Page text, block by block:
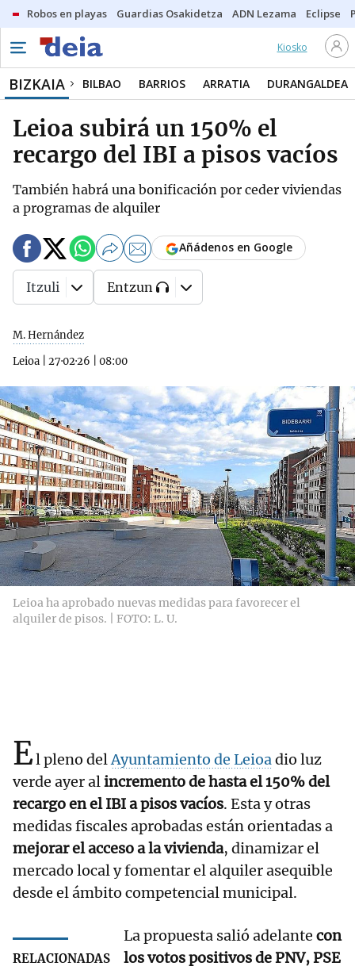
Robos en playas Guardias Osakidetza ADN Lezama Eclipse
Kiosko
BIZKAIA BILBAO BARRIOS ARRATIA DURANGALDEA
Leioa subirá un 150% el
recargo del IBI a pisos vacíos
También habrá una bonificación por ceder viviendas
a programas de alquiler
M. Hernández
Leioa
27·02·26 08:00
Añádenos en Google
Itzuli Entzun
Leioa ha aprobado nuevas medidas para favorecer el
alquiler de pisos. | FOTO: L. U.
El pleno delAyuntamiento de Leioadio luz
verde ayer alincremento de hasta el 150% del
recargo en el IBI a pisos vacíos. Esta y otras
medidas fiscales aprobadas están orientadas a
mejorar el acceso a la vivienda, dinamizar el
mercado local y fomentar el alquiler asequible
desde el ámbito competencial municipal.
RELACIONADAS
La propuesta salió adelante con
los votos positivos de PNV, PSE